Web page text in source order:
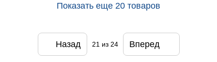
Показать еще 20 товаров
Назад 21из 24 Вперед